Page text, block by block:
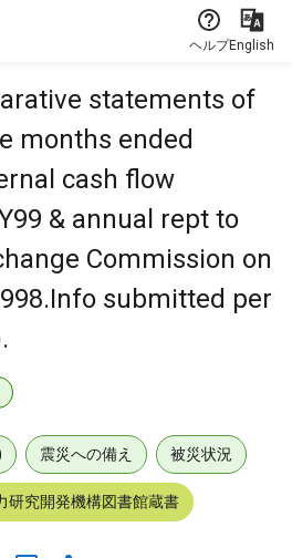
ヘルプEnglish
statements of
months ended
cash flow
& annual rept to
Commission on
submitted per
震災への備え 被災状況
研究開発機構図書館蔵書